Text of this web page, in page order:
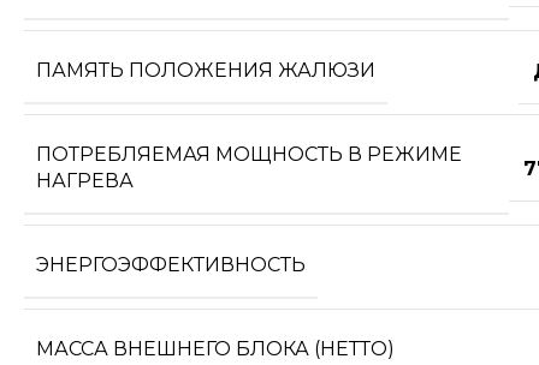
ПАМЯТЬ ПОЛОЖЕНИЯ ЖАЛЮЗИ
ПОТРЕБЛЯЕМАЯ МОЩНОСТЬ В РЕЖИМЕ
НАГРЕВА
ЭНЕРГОЭФФЕКТИВНОСТЬ
МАССА ВНЕШНЕГО БЛОКА (НЕТТО)